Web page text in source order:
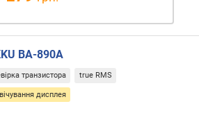
BA-890A
транзистора true RMS
дисплея